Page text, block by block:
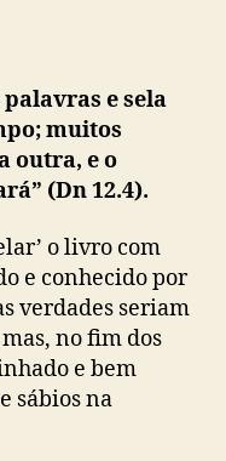
e sela
muitos
outra, e o
(Dn 12.4).
o livro com
e conhecido por
verdades seriam
no fim dos
e bem
sábios na